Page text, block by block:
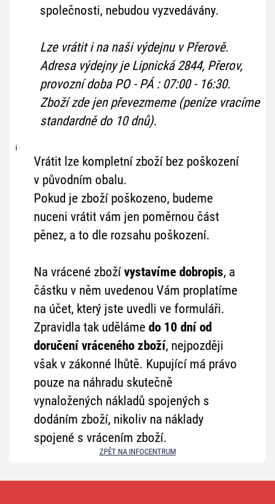
společnosti, nebudou vyzvedávány.
Lze vrátit i na naši výdejnu v Přerově.
Adresa výdejny je Lipnická 2844, Přerov,
provozní doba PO - PÁ : 07:00 - 16:30.
Zboží zde jen převezmeme (peníze vracíme
standardně do 10 dnů).
i
Vrátit lze kompletní zboží bez poškození
v původním obalu.
Pokud je zboží poškozeno, budeme
nuceni vrátit vám jen poměrnou část
pěnez, a to dle rozsahu poškození.
Na vrácené zbožívystavíme dobropis, a
částku v něm uvedenou Vám proplatíme
na účet, který jste uvedli ve formuláři.
Zpravidla tak uděláme do 10 dníod
doručení vráceného zboží, nejpozději
však v zákonné lhůtě. Kupující má právo
pouze na náhradu skutečně
vynaložených nákladů spojených s
dodáním zboží, nikoliv na náklady
spojené s vrácením zboží.
ZPĚT NA INFOCENTRUM